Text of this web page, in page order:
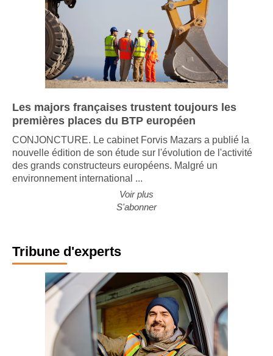
Les majors françaises trustent toujours les
premières places du BTP européen
CONJONCTURE. Le cabinet Forvis Mazars a publié la
nouvelle édition de son étude sur l'évolution de l'activité
des grands constructeurs européens. Malgré un
environnement international ...
Voir plus
S'abonner
Tribune d'experts